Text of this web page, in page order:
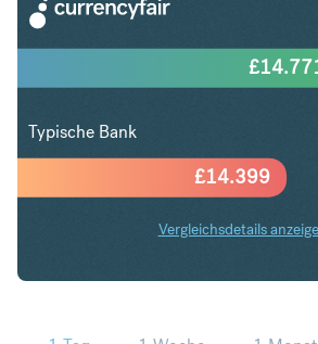
£14.399
£
Typische Bank
Vergleichsdetails
USD in GBP